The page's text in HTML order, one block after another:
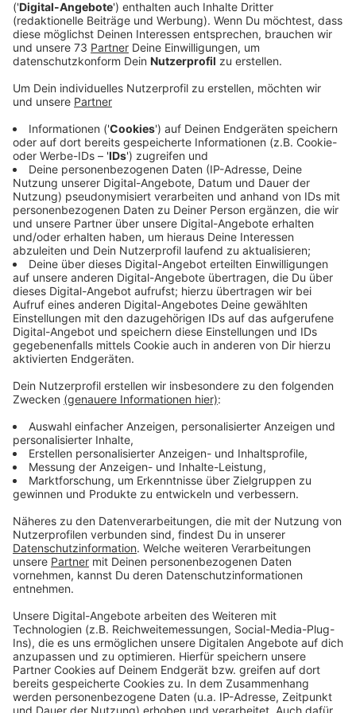
Eins kann man klar sagen: Das letzte Album "LIEBE"
war mega erfolgreich. Gold und Platin gab es dafür und
auch für die Piano-Version "LIEBE s/w"
Läuft es gut. Da hätte sich Mark Forster auch erstmal
entspannt auf die Couch legen könne. Stattdessen
haut er mit "Übermorgen" einen neuen Song raus. "Eine
nachdenkliche Hymne auf das Jetzt und zugleich ein
freudestrahlender Blick in die Zukunft – mit 'all den
Träumen und all den Sorgen'.", schreibt die
Plattenfirma.
Anzeige
Wir benötigen Ihre
Zustimmung, um den YouTube
Video-Service zu laden!
Wir verwenden einen Service eines
einzubetten. Dieser Service kann
Daten zu Ihren Aktivitäten
sammeln. Bitte lesen Sie die
Details durch und stimmen Sie der
Video anzusehen.
Mehr Informationen
powered byUsercentrics Consent
Management Platform
Mark Forster - Übermorgen (Official Lyricvideo)